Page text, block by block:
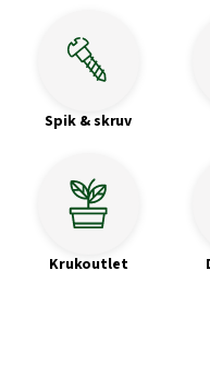
Spik & skruv
Krukoutlet